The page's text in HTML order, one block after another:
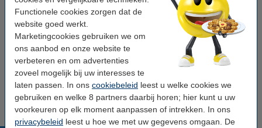
Functionele cookies zorgen dat de
website goed werkt.
Marketingcookies gebruiken we om
ons aanbod en onze website te
verbeteren en om advertenties
zoveel mogelijk bij uw interesses te
laten passen. In ons cookiebeleid leest u welke cookies we
gebruiken en welke 8 partners daarbij horen; hier kunt u uw
voorkeuren op elk moment aanpassen of intrekken. In ons
privacybeleid leest u hoe we met uw gegevens omgaan. De
Tip: papier meebestellen
123inkt kopieerpapier 1 doos van 2.500 vel A4 -
80 grams FSC® Mix Credit
€ 33,50
Tip
Wij adviseren u deze toner (het 123inkt huismerk) te nemen i.p.v. de
Canon-uitvoering.